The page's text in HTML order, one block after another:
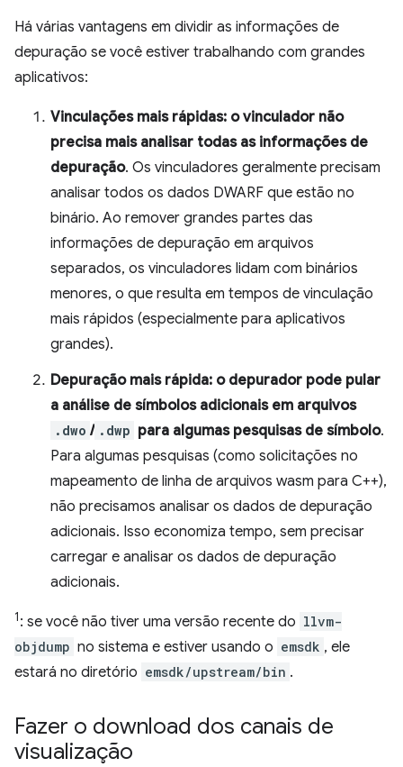
Há várias vantagens em dividir as informações de
depuração se você estiver trabalhando com grandes
aplicativos:
Vinculações mais rápidas: o vinculador não
precisa mais analisar todas as informações de
depuração. Os vinculadores geralmente precisam
analisar todos os dados DWARF que estão no
binário. Ao remover grandes partes das
informações de depuração em arquivos
separados, os vinculadores lidam com binários
menores, o que resulta em tempos de vinculação
mais rápidos (especialmente para aplicativos
grandes).
Depuração mais rápida: o depurador pode pular
a análise de símbolos adicionais em arquivos
.dwo / .dwp para algumas pesquisas de símbolo.
Para algumas pesquisas (como solicitações no
mapeamento de linha de arquivos wasm para C++),
não precisamos analisar os dados de depuração
adicionais. Isso economiza tempo, sem precisar
carregar e analisar os dados de depuração
adicionais.
1: se você não tiver uma versão recente do llvm-
objdump no sistema e estiver usando o emsdk , ele
estará no diretório emsdk/upstream/bin .
Fazer o download dos canais de
visualização